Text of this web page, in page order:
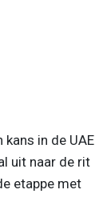
in de UAE
uit naar de rit
etappe met